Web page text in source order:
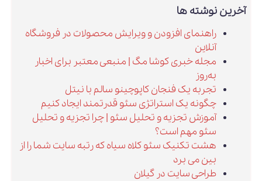
آخرین نوشته ها
راهنمای افزودن و ویرایش محصولات در فروشگاه
آنلاین
مجله خبری کوشا مگ | منبعی معتبر برای اخبار
به‌روز
تجربه یک فنجان کاپوچینو سالم با نیتل
چگونه یک استراتژی سئو قدرتمند ایجاد کنیم
آموزش تجزیه و تحلیل سئو | چرا تجزیه و تحلیل
سئو مهم است؟
هشت تکنیک سئو کلاه سیاه که رتبه سایت شما را از
بین می برد
طراحی سایت در گیلان